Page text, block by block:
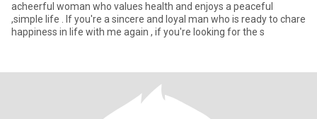
acheerful woman who values health and enjoys a peaceful
,simple life . If you're a sincere and loyal man who is ready to chare
happiness in life with me again , if you're looking for the s